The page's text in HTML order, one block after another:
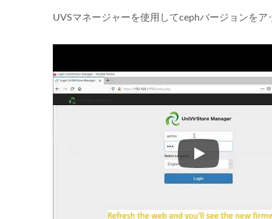
UVSマネージャーを使用してcephバージョンを
UVSマネージャ